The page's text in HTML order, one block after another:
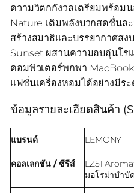
ความวิตกกังวลเตรียมพร้อม
Nature เติมพลังบวกสดชื่นล
สร้างสมาธิและบรรยากาศส
Sunset ผสานความอบอุ่นโร
คอมพิวเตอร์พกพา
แฟชั่นเครื่องหอมได้อย่างมีร
ข้อมูลรายละเอียดสินค้า
แบรนด์ LEMONY
คอลเลกชัน / ซีรีส์
LZ51
มอโรม่าบำบั